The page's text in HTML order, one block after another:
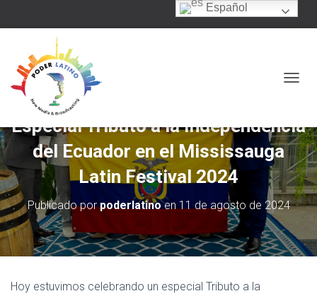
B
I
A
R
M
O
D
D
E
Especial Tributo a la Independencia
del Ecuador en el Mississauga
Latin Festival 2024
Publicado porpoderlatinoen11 de agosto de 2024
Hoy estuvimos celebrando un especial Tributo a la
Español